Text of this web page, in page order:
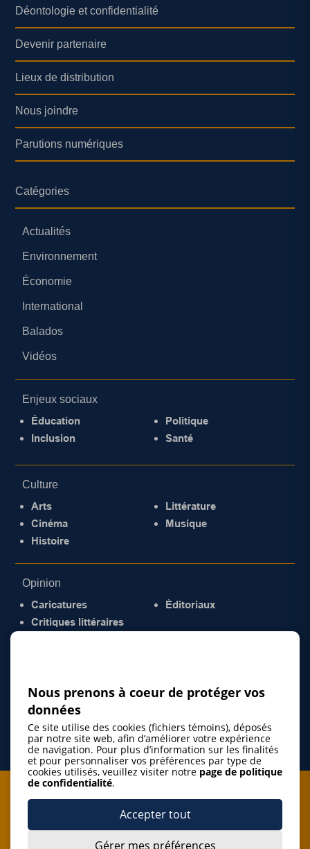
Déontologie et confidentialité
Devenir partenaire
Lieux de distribution
Nous joindre
Parutions numériques
Catégories
Actualités
Environnement
Économie
International
Balados
Vidéos
Enjeux sociaux
Éducation
Inclusion
Politique
Santé
Culture
Arts
Cinéma
Histoire
Littérature
Musique
Opinion
Caricatures
Critiques littéraires
Éditoriaux
Je m'abonne à l'infolettre
Nous prenons à coeur de protéger vos
données
Ce site utilise des cookies (fichiers témoins), déposés
par notre site web, afin d’améliorer votre expérience
de navigation. Pour plus d’information sur les finalités
et pour personnaliser vos préférences par type de
cookies utilisés, veuillez visiter notre page de politique
de confidentialité.
Accepter tout
Gérer mes préférences